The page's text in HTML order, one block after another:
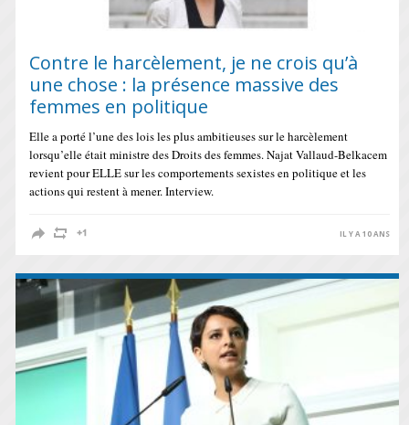
Contre le harcèlement, je ne crois qu’à
une chose : la présence massive des
femmes en politique
Elle a porté l’une des lois les plus ambitieuses sur le harcèlement
lorsqu’elle était ministre des Droits des femmes. Najat Vallaud-Belkacem
revient pour ELLE sur les comportements sexistes en politique et les
actions qui restent à mener. Interview.
IL Y A 10 ANS